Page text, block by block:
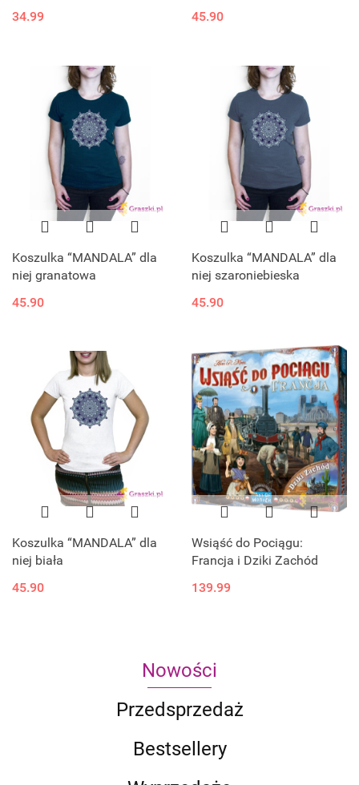
34.99
45.90
Koszulka “MANDALA” dla
niej granatowa
45.90
Koszulka “MANDALA” dla
niej szaroniebieska
45.90
Koszulka “MANDALA” dla
niej biała
45.90
Wsiąść do Pociągu:
Francja i Dziki Zachód
139.99
Nowości
Przedsprzedaż
Bestsellery